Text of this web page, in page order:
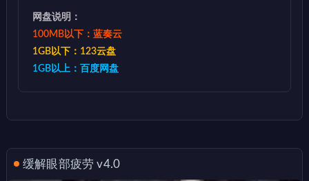
网盘说明：
100MB以下：蓝奏云
1GB以下：123云盘
1GB以上：百度网盘
缓解眼部疲劳 v4.0